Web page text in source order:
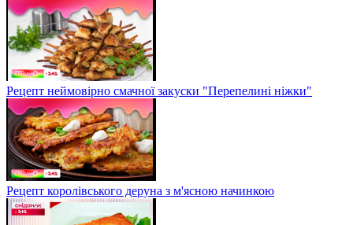
Рецепт неймовірно смачної закуски "Перепелині ніжки"
Рецепт королівського деруна з м'ясною начинкою